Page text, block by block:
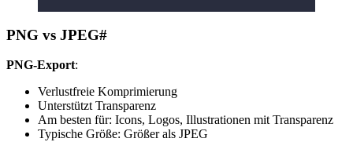
PNG vs JPEG#
PNG-Export:
Verlustfreie Komprimierung
Unterstützt Transparenz
Am besten für: Icons, Logos, Illustrationen mit Transparenz
Typische Größe: Größer als JPEG